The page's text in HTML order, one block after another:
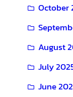
October
August
July
June